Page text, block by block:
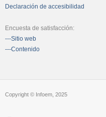
Declaración de accesibilidad
Encuesta de satisfacción:
---Sitio web
---Contenido
Copyright © Infoem, 2025